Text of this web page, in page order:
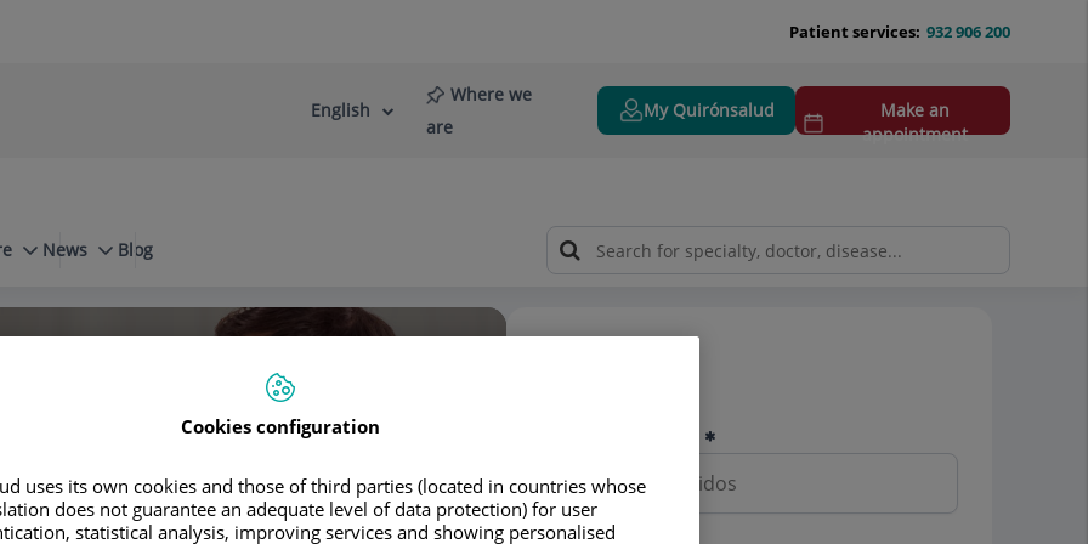
932 906 200
Patient services:
Language
Active
English
Where we
are
My Quirónsalud
Make an
appointment
News
Blog
Cookies configuration
uses its own cookies and those of third parties (located in countries whose
does not guarantee an adequate level of data protection) for user
statistical analysis, improving services and showing personalised